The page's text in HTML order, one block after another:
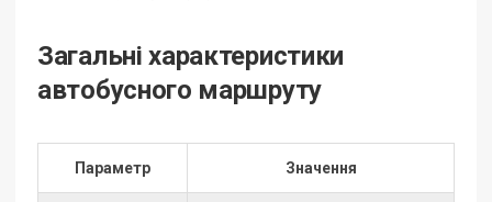
Загальні характеристики
автобусного маршруту
Параметр Значення